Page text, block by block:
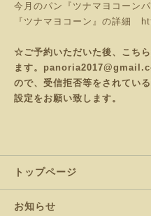
今月のパン『ツナマヨコーンパ
『ツナマヨコーン』の詳細
☆ご予約いただいた後、こち
ます。
ので、受信拒否等をされてい
設定をお願い致します。
トップページ
お知らせ